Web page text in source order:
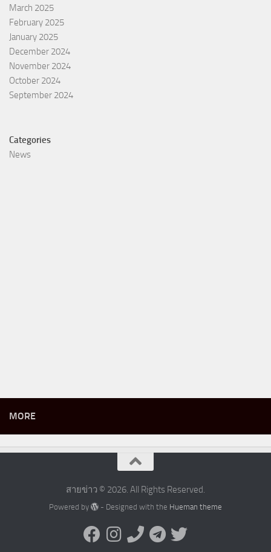
March 2025
February 2025
January 2025
December 2024
November 2024
October 2024
September 2024
Categories
News
MORE
สายข่าว © 2026. All Rights Reserved.
Powered by - Designed with the Hueman theme